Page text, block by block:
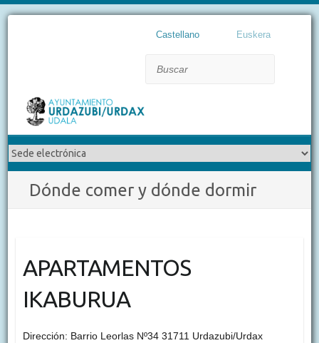
Castellano Euskera
Dónde comer y dónde dormir
APARTAMENTOS
IKABURUA
Dirección: Barrio Leorlas Nº34 31711 Urdazubi/Urdax